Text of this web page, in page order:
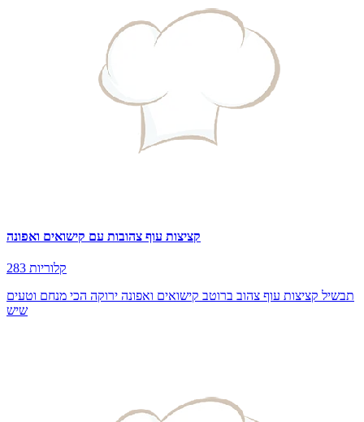
קציצות עוף צהובות עם קישואים ואפונה
283 קלוריות
תבשיל קציצות עוף צהוב ברוטב קישואים ואפונה ירוקה הכי מנחם וטעים
שיש